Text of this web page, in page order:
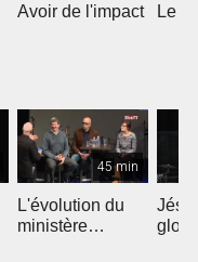
Avoir de l'impact Le
45 min
L'évolution du
ministère